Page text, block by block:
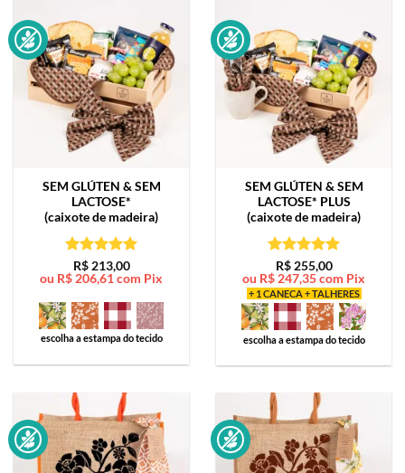
SEM GLÚTEN & SEM
LACTOSE*
(caixote de madeira)
Avaliação5
de 5
R$213,00
ou R$ 206,61 com Pix
escolha a estampa do tecido
SEM GLÚTEN & SEM
LACTOSE* PLUS
(caixote de madeira)
Avaliação5
de 5
R$255,00
ou R$ 247,35com Pix
+ 1 CANECA + TALHERES
escolha a estampa do tecido